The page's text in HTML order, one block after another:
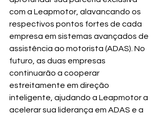
com a Leapmotor, alavancando os
respectivos pontos fortes de cada
empresa em sistemas avançados de
assistência ao motorista (ADAS). No
futuro, as duas empresas
continuarão a cooperar
estreitamente em direção
inteligente, ajudando a Leapmotor a
acelerar sua liderança em ADAS e a